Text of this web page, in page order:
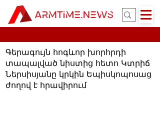
Գերագույն հոգևոր խորհրդի
տապալված նիստից հետո Կտրիճ
Ներսիսյանը կրկին Եպիսկոպոսաց
ժողով է հրավիրում